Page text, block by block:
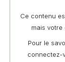
Ce contenu
mais
Pour le
connectez-